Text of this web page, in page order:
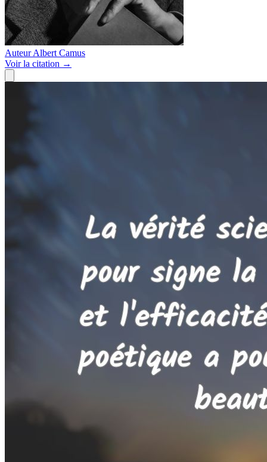
Auteur Albert Camus
Voirla citation →